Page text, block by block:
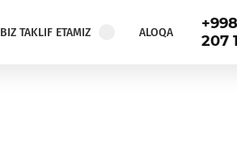
BIZ TAKLIF ETAMIZ ALOQA
207